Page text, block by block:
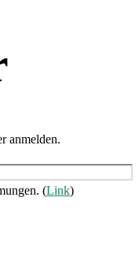
anmelden.
(Link)